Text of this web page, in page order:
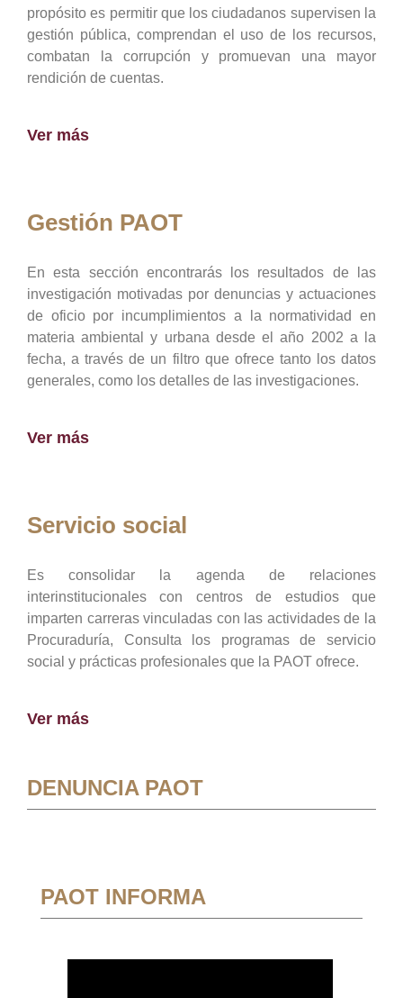
propósito es permitir que los ciudadanos supervisen la
gestión pública, comprendan el uso de los recursos,
combatan la corrupción y promuevan una mayor
rendición de cuentas.
Ver más
Gestión PAOT
En esta sección encontrarás los resultados de las
investigación motivadas por denuncias y actuaciones
de oficio por incumplimientos a la normatividad en
materia ambiental y urbana desde el año 2002 a la
fecha, a través de un filtro que ofrece tanto los datos
generales, como los detalles de las investigaciones.
Ver más
Servicio social
Es consolidar la agenda de relaciones
interinstitucionales con centros de estudios que
imparten carreras vinculadas con las actividades de la
Procuraduría, Consulta los programas de servicio
social y prácticas profesionales que la PAOT ofrece.
Ver más
DENUNCIA PAOT
PAOT INFORMA